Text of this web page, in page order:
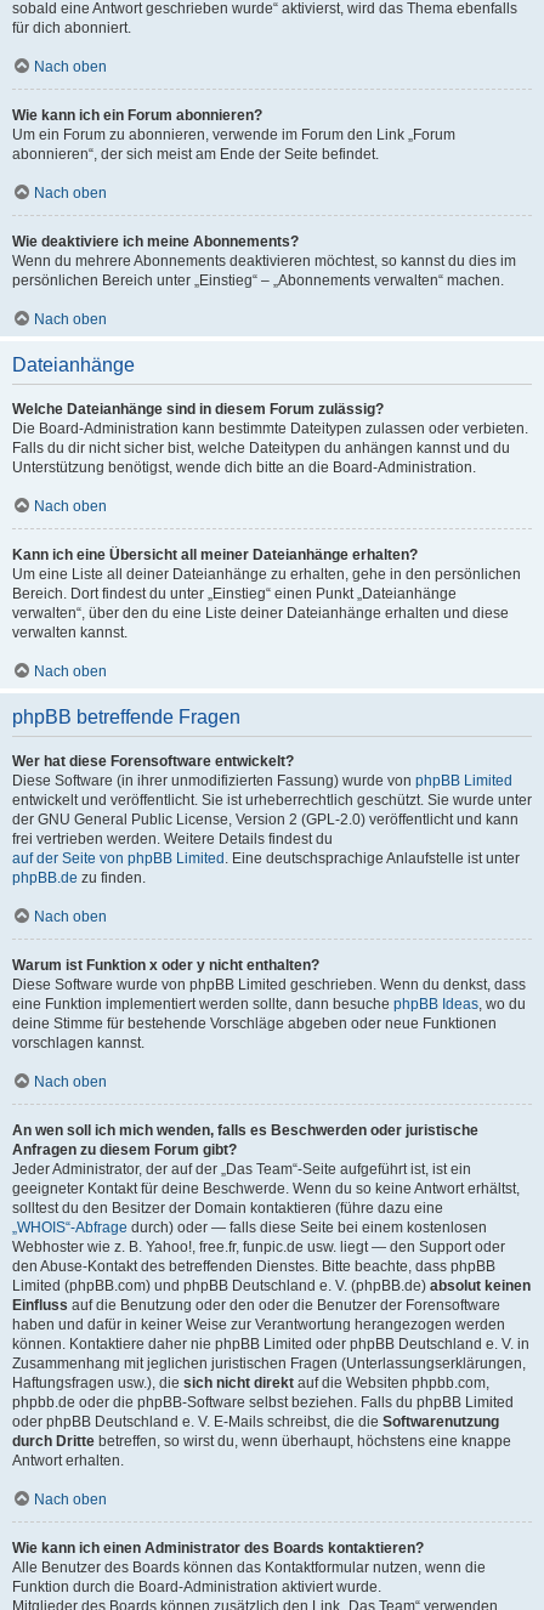
sobald eine Antwort geschrieben wurde“ aktivierst, wird das Thema ebenfalls
für dich abonniert.
Nach oben
Wie kann ich ein Forum abonnieren?
Um ein Forum zu abonnieren, verwende im Forum den Link „Forum
abonnieren“, der sich meist am Ende der Seite befindet.
Nach oben
Wie deaktiviere ich meine Abonnements?
Wenn du mehrere Abonnements deaktivieren möchtest, so kannst du dies im
persönlichen Bereich unter „Einstieg“ – „Abonnements verwalten“ machen.
Nach oben
Dateianhänge
Welche Dateianhänge sind in diesem Forum zulässig?
Die Board-Administration kann bestimmte Dateitypen zulassen oder verbieten.
Falls du dir nicht sicher bist, welche Dateitypen du anhängen kannst und du
Unterstützung benötigst, wende dich bitte an die Board-Administration.
Nach oben
Kann ich eine Übersicht all meiner Dateianhänge erhalten?
Um eine Liste all deiner Dateianhänge zu erhalten, gehe in den persönlichen
Bereich. Dort findest du unter „Einstieg“ einen Punkt „Dateianhänge
verwalten“, über den du eine Liste deiner Dateianhänge erhalten und diese
verwalten kannst.
Nach oben
phpBB betreffende Fragen
Wer hat diese Forensoftware entwickelt?
Diese Software (in ihrer unmodifizierten Fassung) wurde von phpBB Limited
entwickelt und veröffentlicht. Sie ist urheberrechtlich geschützt. Sie wurde unter
der GNU General Public License, Version 2 (GPL-2.0) veröffentlicht und kann
frei vertrieben werden. Weitere Details findest du
auf der Seite von phpBB Limited . Eine deutschsprachige Anlaufstelle ist unter
phpBB.de zu finden.
Nach oben
Warum ist Funktion x oder y nicht enthalten?
Diese Software wurde von phpBB Limited geschrieben. Wenn du denkst, dass
eine Funktion implementiert werden sollte, dann besuche phpBB Ideas, wo du
deine Stimme für bestehende Vorschläge abgeben oder neue Funktionen
vorschlagen kannst.
Nach oben
An wen soll ich mich wenden, falls es Beschwerden oder juristische
Anfragen zu diesem Forum gibt?
Jeder Administrator, der auf der „Das Team“-Seite aufgeführt ist, ist ein
geeigneter Kontakt für deine Beschwerde. Wenn du so keine Antwort erhältst,
solltest du den Besitzer der Domain kontaktieren (führe dazu eine
„WHOIS“-Abfrage durch) oder — falls diese Seite bei einem kostenlosen
Webhoster wie z. B. Yahoo!, free.fr, funpic.de usw. liegt — den Support oder
den Abuse-Kontakt des betreffenden Dienstes. Bitte beachte, dass phpBB
Limited (phpBB.com) und phpBB Deutschland e. V. (phpBB.de) absolut keinen
Einfluss auf die Benutzung oder den oder die Benutzer der Forensoftware
haben und dafür in keiner Weise zur Verantwortung herangezogen werden
können. Kontaktiere daher nie phpBB Limited oder phpBB Deutschland e. V. in
Zusammenhang mit jeglichen juristischen Fragen (Unterlassungserklärungen,
Haftungsfragen usw.), die sich nicht direkt auf die Websiten phpbb.com,
phpbb.de oder die phpBB-Software selbst beziehen. Falls du phpBB Limited
oder phpBB Deutschland e. V. E-Mails schreibst, die die Softwarenutzung
durch Dritte betreffen, so wirst du, wenn überhaupt, höchstens eine knappe
Antwort erhalten.
Nach oben
Wie kann ich einen Administrator des Boards kontaktieren?
Alle Benutzer des Boards können das Kontaktformular nutzen, wenn die
Funktion durch die Board-Administration aktiviert wurde.
Mitglieder des Boards können zusätzlich den Link „Das Team“ verwenden.